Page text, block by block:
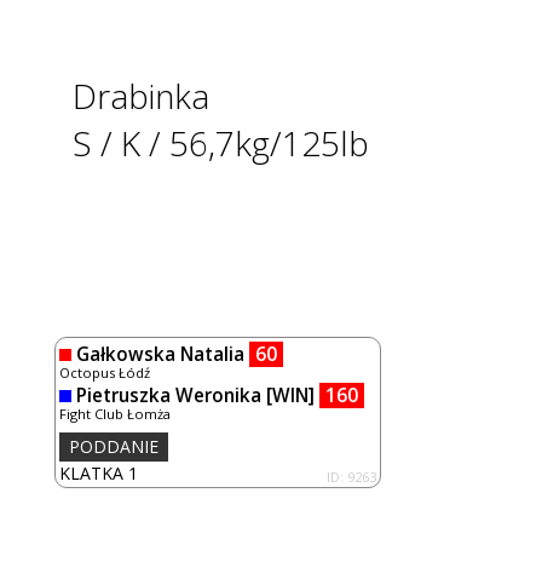
Drabinka
S / K / 56,7kg/125lb
Gałkowska Natalia 60
Octopus Łódź
Pietruszka Weronika [WIN] 160
Fight Club Łomża
KLATKA 1 ID: 9263
PODDANIE